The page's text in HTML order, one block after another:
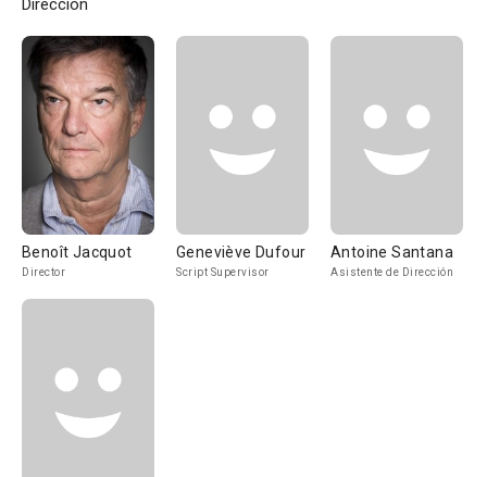
Dirección
Benoît Jacquot
Director
Geneviève Dufour
Script Supervisor
Antoine Santana
Asistente de Dirección